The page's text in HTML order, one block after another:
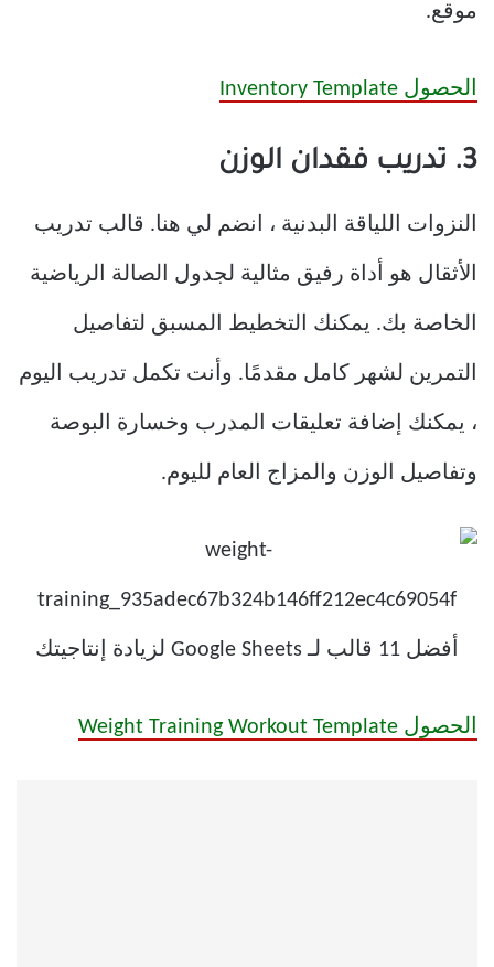
موقع.
الحصول Inventory Template
3. تدريب فقدان الوزن
النزوات اللياقة البدنية ، انضم لي هنا. قالب تدريب
الأثقال هو أداة رفيق مثالية لجدول الصالة الرياضية
الخاصة بك. يمكنك التخطيط المسبق لتفاصيل
التمرين لشهر كامل مقدمًا. وأنت تكمل تدريب اليوم
، يمكنك إضافة تعليقات المدرب وخسارة البوصة
وتفاصيل الوزن والمزاج العام لليوم.
الحصول Weight Training Workout Template